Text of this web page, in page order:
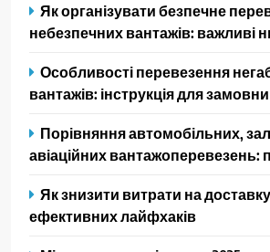
Як організувати безпечне
небезпечних вантажів: важливі
Особливості перевезення
вантажів: інструкція для
Порівняння автомобільних,
авіаційних вантажоперевезень:
Як знизити витрати на
ефективних лайфхаків